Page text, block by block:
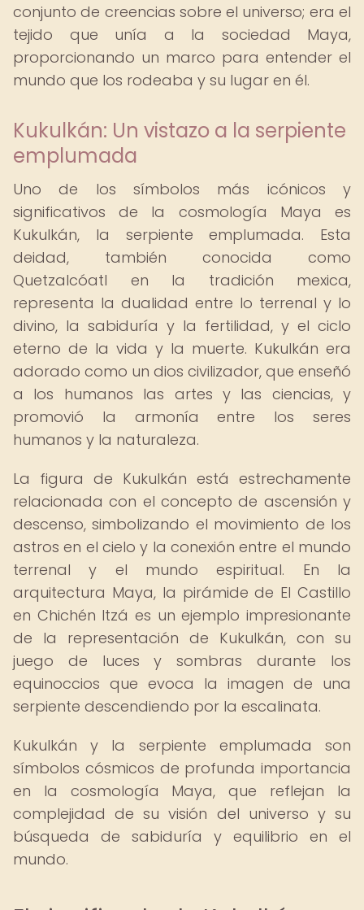
conjunto de creencias sobre el universo; era el
tejido que unía a la sociedad Maya,
proporcionando un marco para entender el
mundo que los rodeaba y su lugar en él.
Kukulkán: Un vistazo a la serpiente
emplumada
Uno de los símbolos más icónicos y
significativos de la cosmología Maya es
Kukulkán, la serpiente emplumada. Esta
deidad, también conocida como
Quetzalcóatl en la tradición mexica,
representa la dualidad entre lo terrenal y lo
divino, la sabiduría y la fertilidad, y el ciclo
eterno de la vida y la muerte. Kukulkán era
adorado como un dios civilizador, que enseñó
a los humanos las artes y las ciencias, y
promovió la armonía entre los seres
humanos y la naturaleza.
La figura de Kukulkán está estrechamente
relacionada con el concepto de ascensión y
descenso, simbolizando el movimiento de los
astros en el cielo y la conexión entre el mundo
terrenal y el mundo espiritual. En la
arquitectura Maya, la pirámide de El Castillo
en Chichén Itzá es un ejemplo impresionante
de la representación de Kukulkán, con su
juego de luces y sombras durante los
equinoccios que evoca la imagen de una
serpiente descendiendo por la escalinata.
Kukulkán y la serpiente emplumada son
símbolos cósmicos de profunda importancia
en la cosmología Maya, que reflejan la
complejidad de su visión del universo y su
búsqueda de sabiduría y equilibrio en el
mundo.